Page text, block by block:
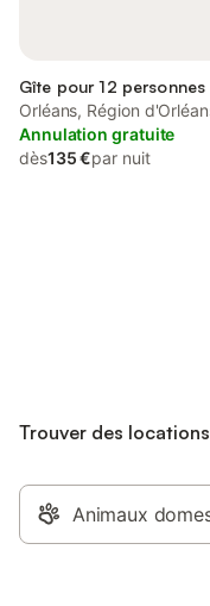
Gîte pour 12 personnes
Orléans, Région
Annulation gratuite
dès135 €par nuit
Trouver des locations
Animaux